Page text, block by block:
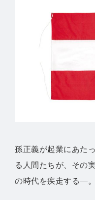
孫正義が起業にあた
る人間たちが、その
の時代を疾走する—。